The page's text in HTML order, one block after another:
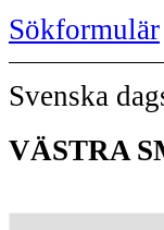
Sökformulär
Svenska
VÄSTRA